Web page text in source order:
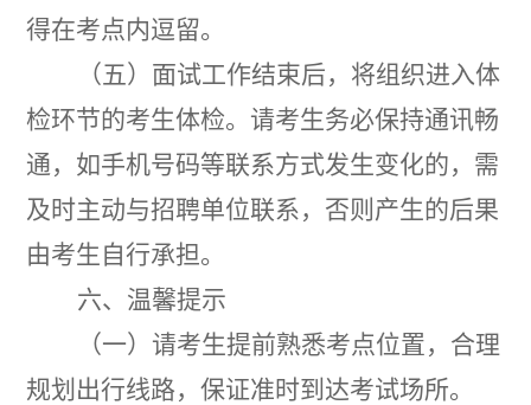
得在考点内逗留。
（五） 面试工作结束后， 将组织进入体
检环节的考生体检。请考生务必保持通讯畅
通， 如手机号码等联系方式发生变化的， 需
及时主动与招聘单位联系， 否则产生的后果
由考生自行承担。
六、温馨提示
（一） 请考生提前熟悉考点位置， 合理
规划出行线路，保证准时到达考试场所。